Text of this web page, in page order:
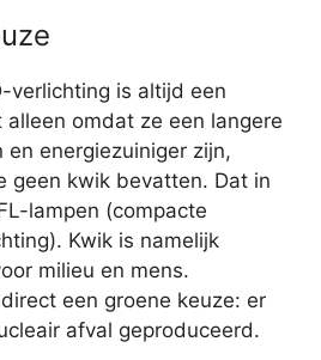
verlichting is altijd een
alleen omdat ze een langere
en energiezuiniger zijn,
geen kwik bevatten. Dat in
lampen (compacte
Kwik is namelijk
milieu en mens.
een groene keuze: er
afval geproduceerd.